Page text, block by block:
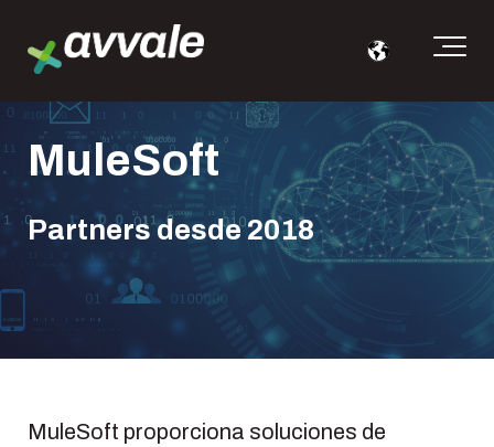
MuleSoft
Partners desde 2018
MuleSoft proporciona soluciones de